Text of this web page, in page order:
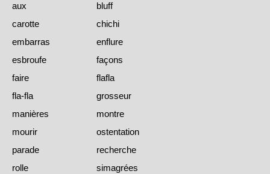
aux
bluff
carotte
chichi
embarras
enflure
esbroufe
façons
faire
flafla
fla-fla
grosseur
manières
montre
mourir
ostentation
parade
recherche
rolle
simagrées